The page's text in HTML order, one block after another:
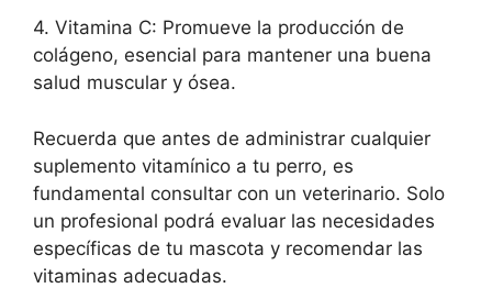
4. Vitamina C: Promueve la producción de
colágeno, esencial para mantener una buena
salud muscular y ósea.
Recuerda que antes de administrar cualquier
suplemento vitamínico a tu perro, es
fundamental consultar con un veterinario. Solo
un profesional podrá evaluar las necesidades
específicas de tu mascota y recomendar las
vitaminas adecuadas.